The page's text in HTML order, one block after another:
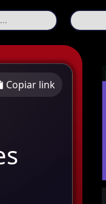
Copiar link